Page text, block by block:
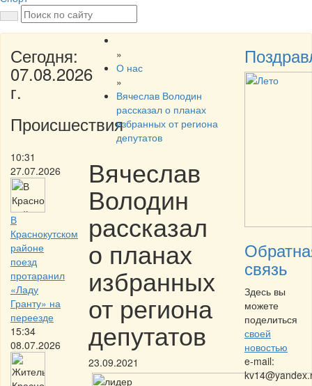
Сегодня:
07.08.2026
г.
Происшествия
10:31
27.07.2026
В
Краснокутском
районе
поезд
протаранил
«Ладу
Гранту» на
переезде
15:34
08.07.2026
»
О нас
»
Вячеслав Володин
рассказал о планах
избранных от региона
депутатов
Вячеслав
Володин
рассказал
о планах
избранных
от региона
депутатов
23.09.2021
связь
Здесь вы
можете
поделиться
своей
новостью
e-mail: